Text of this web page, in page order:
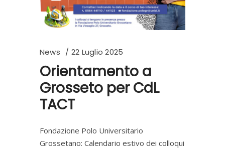
News 22 Luglio 2025
Orientamento a
Grosseto per CdL
TACT
Fondazione Polo Universitario
Grossetano: Calendario estivo dei colloqui